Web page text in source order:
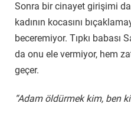
Sonra bir cinayet girişimi
kadının kocasını
beceremiyor. Tıpkı babası
da onu ele vermiyor, hem
geçer.
“Adam öldürmek kim, ben